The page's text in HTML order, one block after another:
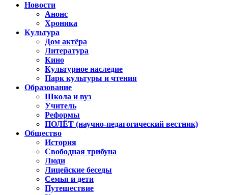
Новости
Анонс
Хроника
Культура
Дом актёра
Литература
Кино
Культурное наследие
Парк культуры и чтения
Образование
Школа и вуз
Учитель
Реформы
ПОЛЁТ (научно-педагогический вестник)
Общество
История
Свободная трибуна
Люди
Лицейские беседы
Семья и дети
Путешествие